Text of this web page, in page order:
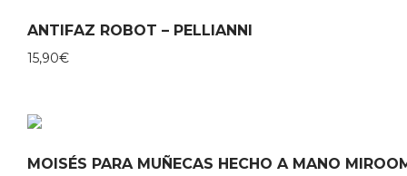
ANTIFAZ ROBOT – PELLIANNI
15,90€
MOISÉS PARA MUÑECAS HECHO A MANO